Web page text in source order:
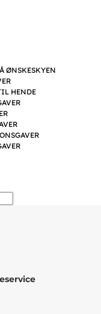
ØNSKESKYEN
HENDE